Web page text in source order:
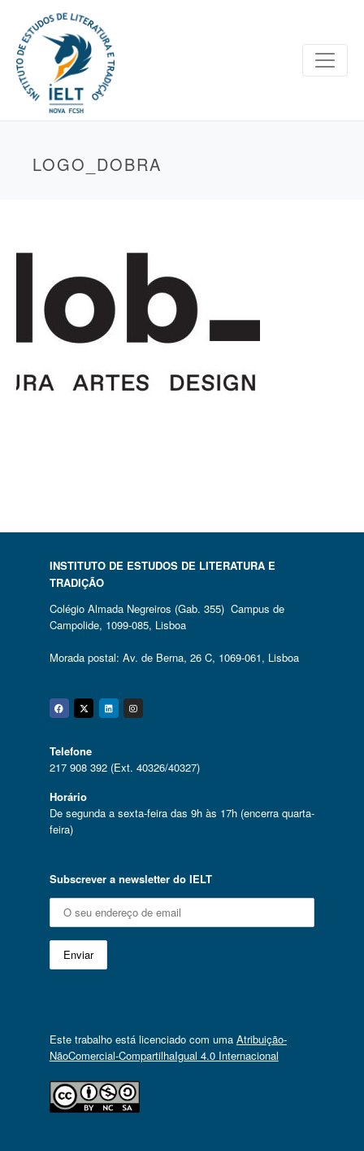
LOGO_DOBRA
INSTITUTO DE ESTUDOS DE LITERATURA E
TRADIÇÃO
Colégio Almada Negreiros (Gab. 355) Campus de
Campolide, 1099-085, Lisboa
Morada postal: Av. de Berna, 26 C, 1069-061, Lisboa
Facebook
Twitter
Linkedin
Instagram
Telefone
217 908 392 (Ext. 40326/40327)
Horário
De segunda a sexta-feira das 9h às 17h (encerra quarta-
feira)
Subscrever a newsletter do IELT
Este trabalho está licenciado com uma Atribuição-
NãoComercial-CompartilhaIgual 4.0 Internacional